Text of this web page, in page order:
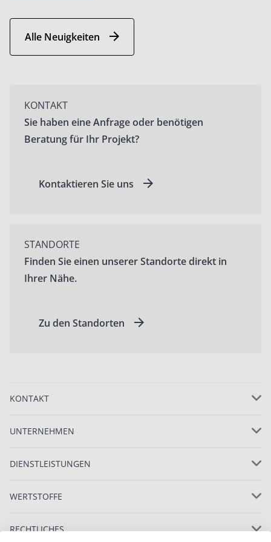
Alle Neuigkeiten
KONTAKT
Sie haben eine Anfrage oder benötigen
Beratung für Ihr Projekt?
Kontaktieren Sie uns
STANDORTE
Finden Sie einen unserer Standorte direkt in
Ihrer Nähe.
Zu den Standorten
KONTAKT
UNTERNEHMEN
DIENSTLEISTUNGEN
WERTSTOFFE
RECHTLICHES